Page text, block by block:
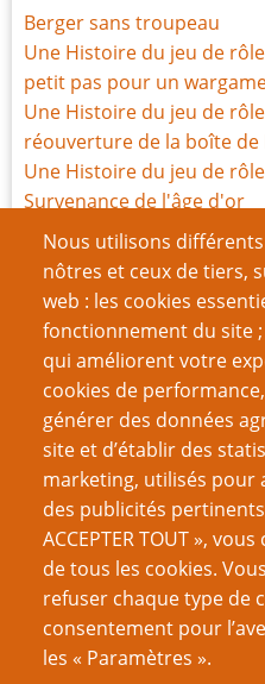
Nous utilisons
nôtres et ceux de tiers,
web : les cookies
fonctionnement du site
qui améliorent votre
cookies de
générer des données
site et d’établir des
marketing, utilisés pour
des publicités
ACCEPTER TOUT »,
de tous les cookies.
refuser chaque type de
consentement pour
les « Paramètres ».
Berger sans troupeau
Une Histoire du jeu de
petit pas pour un
Une Histoire du jeu de
réouverture de la boîte de
Une Histoire du jeu de
Survenance de l'âge d'or
Une Histoire du jeu de
et paradis de la finance
Une Histoire du jeu de
pouvoir et la gloire
Une Histoire du jeu de
révolution !
Une Histoire du jeu de
nouvelles manières de
Une Histoire du jeu de
des ténèbres
Une Histoire du jeu de
et le commencement
Pagination
Page